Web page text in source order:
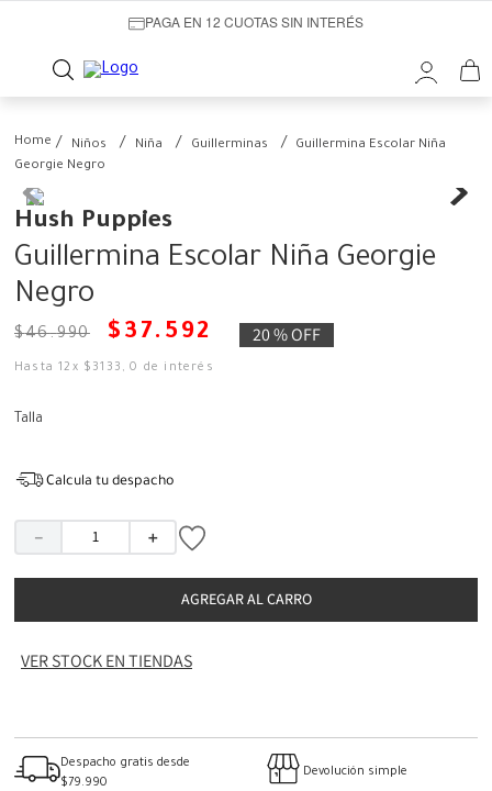
PAGA EN 12 CUOTAS SIN INTERÉS
Niños Niña Guillerminas
Guillermina Escolar Niña
Georgie Negro
Hush Puppies
Guillermina Escolar Niña Georgie
Negro
$46.990 $ 37. 592 20 %OFF
Hasta12 x $ 3133 ,0 de interés
Talla
Calcula tu despacho
＋
－
AGREGAR AL CARRO
VER STOCK EN TIENDAS
Despacho gratis desde
$79.990
Devolución simple